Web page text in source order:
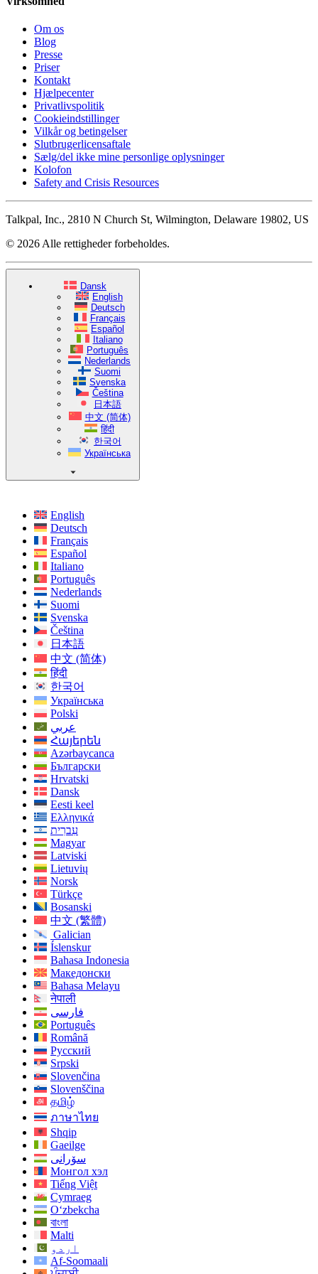
Om os
Blog
Presse
Priser
Kontakt
Hjælpecenter
Privatlivspolitik
Cookieindstillinger
Vilkår og betingelser
Slutbrugerlicensaftale
Sælg/del ikke mine personlige oplysninger
Kolofon
Safety and Crisis Resources
Talkpal, Inc., 2810 N Church St, Wilmington, Delaware 19802, US
© 2026 Alle rettigheder forbeholdes.
Dansk
English
Deutsch
Français
Español
Italiano
Português
Nederlands
Suomi
Svenska
Čeština
日本語
中文 (简体)
हिंदी
한국어
Українська
English
Deutsch
Français
Español
Italiano
Português
Nederlands
Suomi
Svenska
Čeština
日本語
中文 (简体)
हिंदी
한국어
Українська
Polski
عربي
Հայերեն
Azərbaycanca
Български
Hrvatski
Dansk
Eesti keel
Ελληνικά
עִברִית
Magyar
Latviski
Lietuvių
Norsk
Türkçe
Bosanski
中文 (繁體)
Galician
Íslenskur
Bahasa Indonesia
Македонски
Bahasa Melayu
नेपाली
فارسی
Português
Română
Русский
Srpski
Slovenčina
Slovenščina
தமிழ்
ภาษาไทย
Shqip
Gaeilge
سۆرانی
Монгол хэл
Tiếng Việt
Cymraeg
O‘zbekcha
বাংলা
Malti
اردو
Af-Soomaali